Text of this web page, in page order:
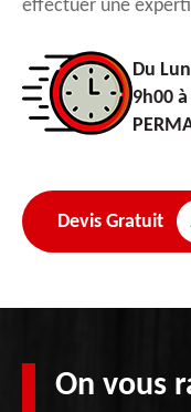
effectuer une
Du
9h00
Devis Gratuit
On vous